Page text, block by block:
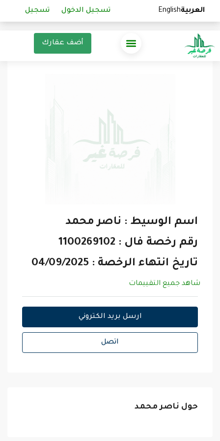
العربيةEnglish تسجيل الدخول تسجيل العربيةEnglish تسجيل الدخول تسجيل
أضف عقارك
اسم الوسيط : ناصر محمد
رقم رخصة فال : 1100269102
تاريخ انتهاء الرخصة : 04/09/2025
شاهد جميع التقييمات
ارسل بريد الكتروني
اتصل
حول ناصر محمد